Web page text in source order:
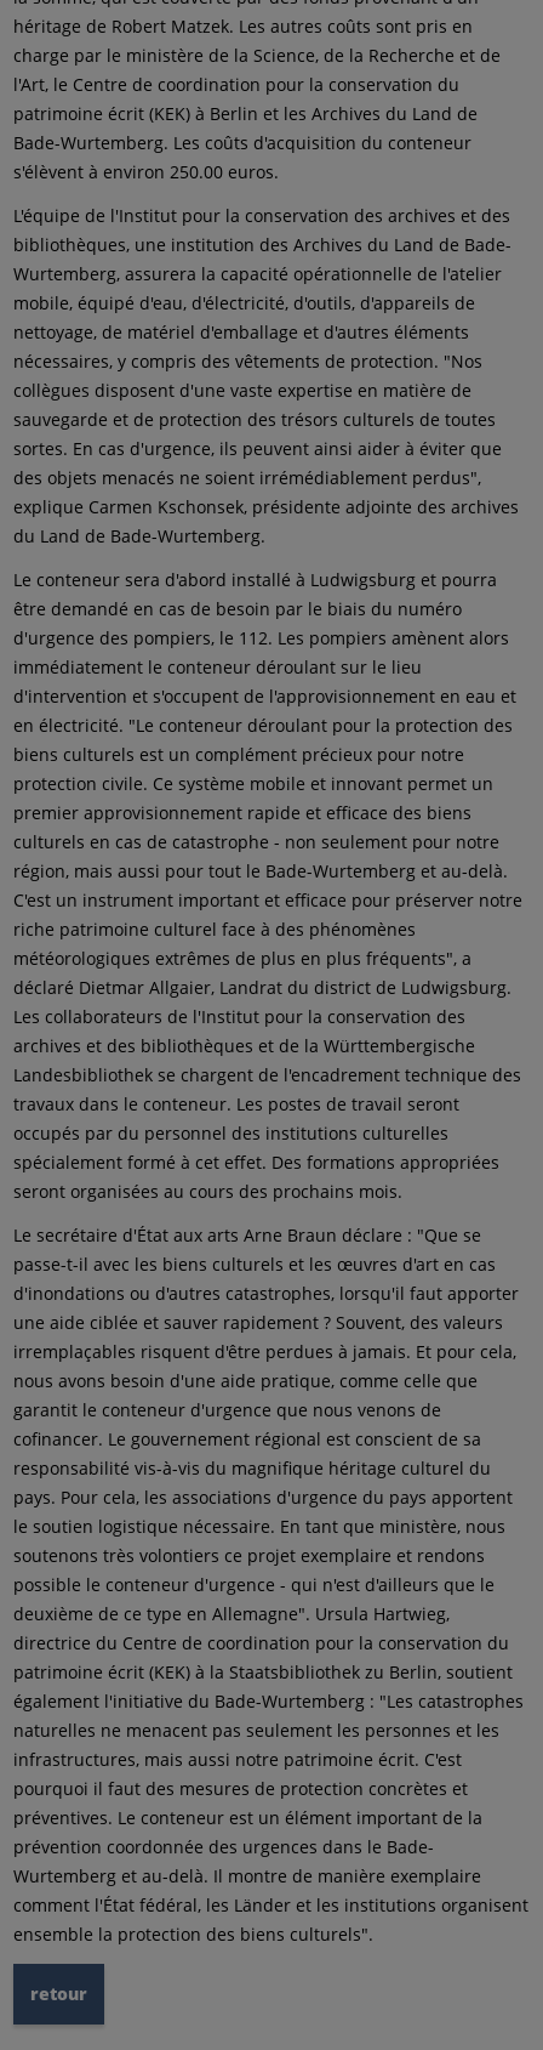
héritage de Robert Matzek. Les autres coûts sont pris en
charge par le ministère de la Science, de la Recherche et de
l'Art, le Centre de coordination pour la conservation du
patrimoine écrit (KEK) à Berlin et les Archives du Land de
Bade-Wurtemberg. Les coûts d'acquisition du conteneur
s'élèvent à environ 250.00 euros.
L'équipe de l'Institut pour la conservation des archives et des
bibliothèques, une institution des Archives du Land de Bade-
Wurtemberg, assurera la capacité opérationnelle de l'atelier
mobile, équipé d'eau, d'électricité, d'outils, d'appareils de
nettoyage, de matériel d'emballage et d'autres éléments
nécessaires, y compris des vêtements de protection. "Nos
collègues disposent d'une vaste expertise en matière de
sauvegarde et de protection des trésors culturels de toutes
sortes. En cas d'urgence, ils peuvent ainsi aider à éviter que
des objets menacés ne soient irrémédiablement perdus",
explique Carmen Kschonsek, présidente adjointe des archives
du Land de Bade-Wurtemberg.
Le conteneur sera d'abord installé à Ludwigsburg et pourra
être demandé en cas de besoin par le biais du numéro
d'urgence des pompiers, le 112. Les pompiers amènent alors
immédiatement le conteneur déroulant sur le lieu
d'intervention et s'occupent de l'approvisionnement en eau et
en électricité. "Le conteneur déroulant pour la protection des
biens culturels est un complément précieux pour notre
protection civile. Ce système mobile et innovant permet un
premier approvisionnement rapide et efficace des biens
culturels en cas de catastrophe - non seulement pour notre
région, mais aussi pour tout le Bade-Wurtemberg et au-delà.
C'est un instrument important et efficace pour préserver notre
riche patrimoine culturel face à des phénomènes
météorologiques extrêmes de plus en plus fréquents", a
déclaré Dietmar Allgaier, Landrat du district de Ludwigsburg.
Les collaborateurs de l'Institut pour la conservation des
archives et des bibliothèques et de la Württembergische
Landesbibliothek se chargent de l'encadrement technique des
travaux dans le conteneur. Les postes de travail seront
occupés par du personnel des institutions culturelles
spécialement formé à cet effet. Des formations appropriées
seront organisées au cours des prochains mois.
Le secrétaire d'État aux arts Arne Braun déclare : "Que se
passe-t-il avec les biens culturels et les œuvres d'art en cas
d'inondations ou d'autres catastrophes, lorsqu'il faut apporter
une aide ciblée et sauver rapidement ? Souvent, des valeurs
irremplaçables risquent d'être perdues à jamais. Et pour cela,
nous avons besoin d'une aide pratique, comme celle que
garantit le conteneur d'urgence que nous venons de
cofinancer. Le gouvernement régional est conscient de sa
responsabilité vis-à-vis du magnifique héritage culturel du
pays. Pour cela, les associations d'urgence du pays apportent
le soutien logistique nécessaire. En tant que ministère, nous
soutenons très volontiers ce projet exemplaire et rendons
possible le conteneur d'urgence - qui n'est d'ailleurs que le
deuxième de ce type en Allemagne". Ursula Hartwieg,
directrice du Centre de coordination pour la conservation du
patrimoine écrit (KEK) à la Staatsbibliothek zu Berlin, soutient
également l'initiative du Bade-Wurtemberg : "Les catastrophes
naturelles ne menacent pas seulement les personnes et les
infrastructures, mais aussi notre patrimoine écrit. C'est
pourquoi il faut des mesures de protection concrètes et
préventives. Le conteneur est un élément important de la
prévention coordonnée des urgences dans le Bade-
Wurtemberg et au-delà. Il montre de manière exemplaire
comment l'État fédéral, les Länder et les institutions organisent
ensemble la protection des biens culturels".
retour